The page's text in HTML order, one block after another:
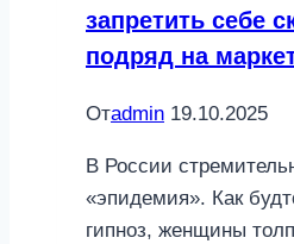
запретить себе
подряд на
Отadmin 19.10.2025
В России
«эпидемия». Как
гипноз, женщины